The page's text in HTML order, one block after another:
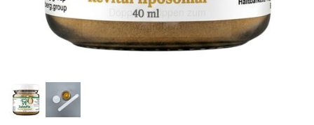
Doppelt antippen zum
vergrößern